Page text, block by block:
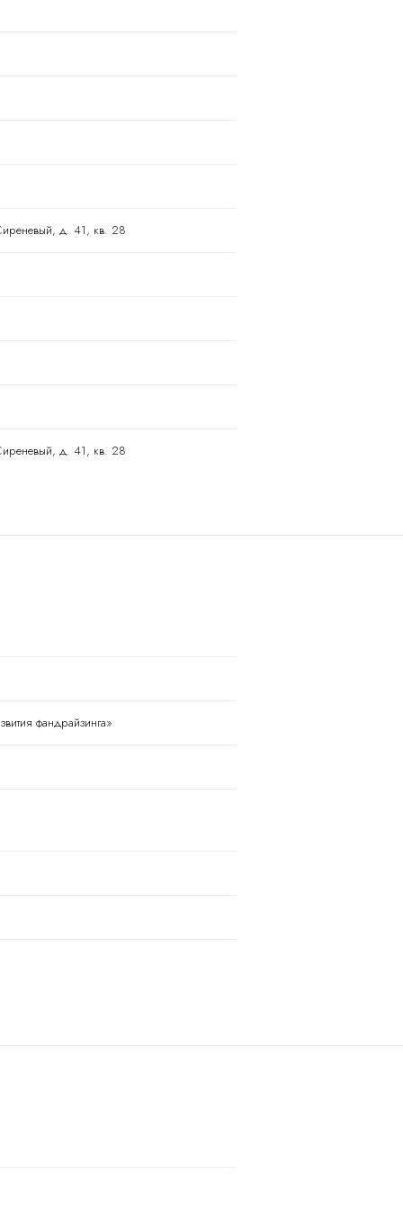
д. 41, кв. 28
д. 41, кв. 28
фандрайзинга»